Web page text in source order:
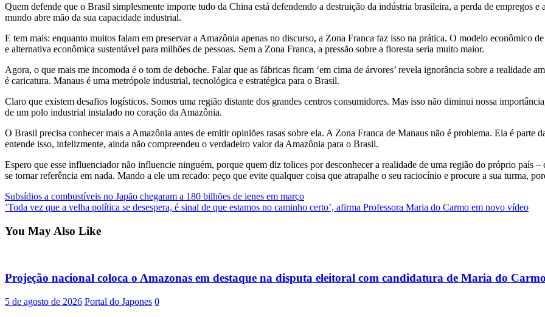
Quem defende que o Brasil simplesmente importe tudo da China está defendendo a destruição da indústria brasileira, a perda de empregos
mundo abre mão da sua capacidade industrial.
E tem mais: enquanto muitos falam em preservar a Amazônia apenas no discurso, a Zona Franca faz isso na prática. O modelo econômico
e alternativa econômica sustentável para milhões de pessoas. Sem a Zona Franca, a pressão sobre a floresta seria muito maior.
Agora, o que mais me incomoda é o tom de deboche. Falar que as fábricas ficam ‘em cima de árvores’ revela ignorância sobre a realidade
é caricatura. Manaus é uma metrópole industrial, tecnológica e estratégica para o Brasil.
Claro que existem desafios logísticos. Somos uma região distante dos grandes centros consumidores. Mas isso não diminui nossa
de um polo industrial instalado no coração da Amazônia.
O Brasil precisa conhecer mais a Amazônia antes de emitir opiniões rasas sobre ela. A Zona Franca de Manaus não é problema. Ela é parte
entende isso, infelizmente, ainda não compreendeu o verdadeiro valor da Amazônia para o Brasil.
Espero que esse influenciador não influencie ninguém, porque quem diz tolices por desconhecer a realidade de uma região do próprio país
se tornar referência em nada. Mando a ele um recado: peço que evite qualquer coisa que atrapalhe o seu raciocínio e procure a sua turma,
Post
navigation
Subsídios a combustíveis no Japão chegaram a 180 bilhões de ienes em março
’Toda vez que a velha política se desespera, é sinal de que estamos no caminho certo’, afirma Professora Maria do Carmo em novo vídeo
You May Also Like
Projeção nacional coloca o Amazonas em destaque na disputa eleitoral com candidatura de Maria do
5 de agosto de 2026 Portal do Japones 0